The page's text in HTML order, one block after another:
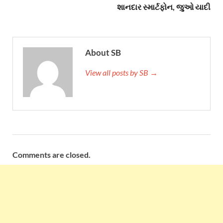
શાનદાર સ્માર્ટફોન, જુઓ યાદી
About SB
View all posts by SB →
Comments are closed.